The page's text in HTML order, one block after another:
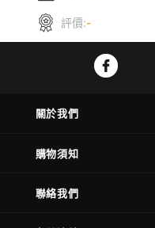
評價:-
關於我們
購物須知
聯絡我們